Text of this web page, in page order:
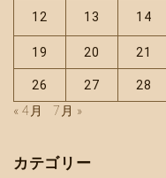
12 13 14
19 20 21
26 27 28
« 4月
7月 »
カテゴリー